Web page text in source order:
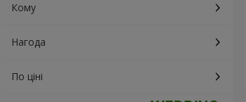
Кому
Нагода
По ціні